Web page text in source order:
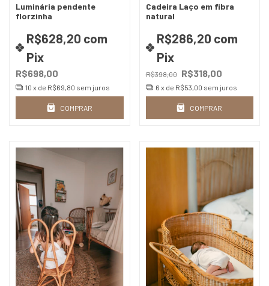
Luminária pendente
florzinha
R$698,00
R$628,20 com
Pix
10 x de R$69,80 sem juros
COMPRAR
Cadeira Laço em fibra
natural
R$398,00 R$318,00
R$286,20 com
Pix
6 x de R$53,00 sem juros
COMPRAR